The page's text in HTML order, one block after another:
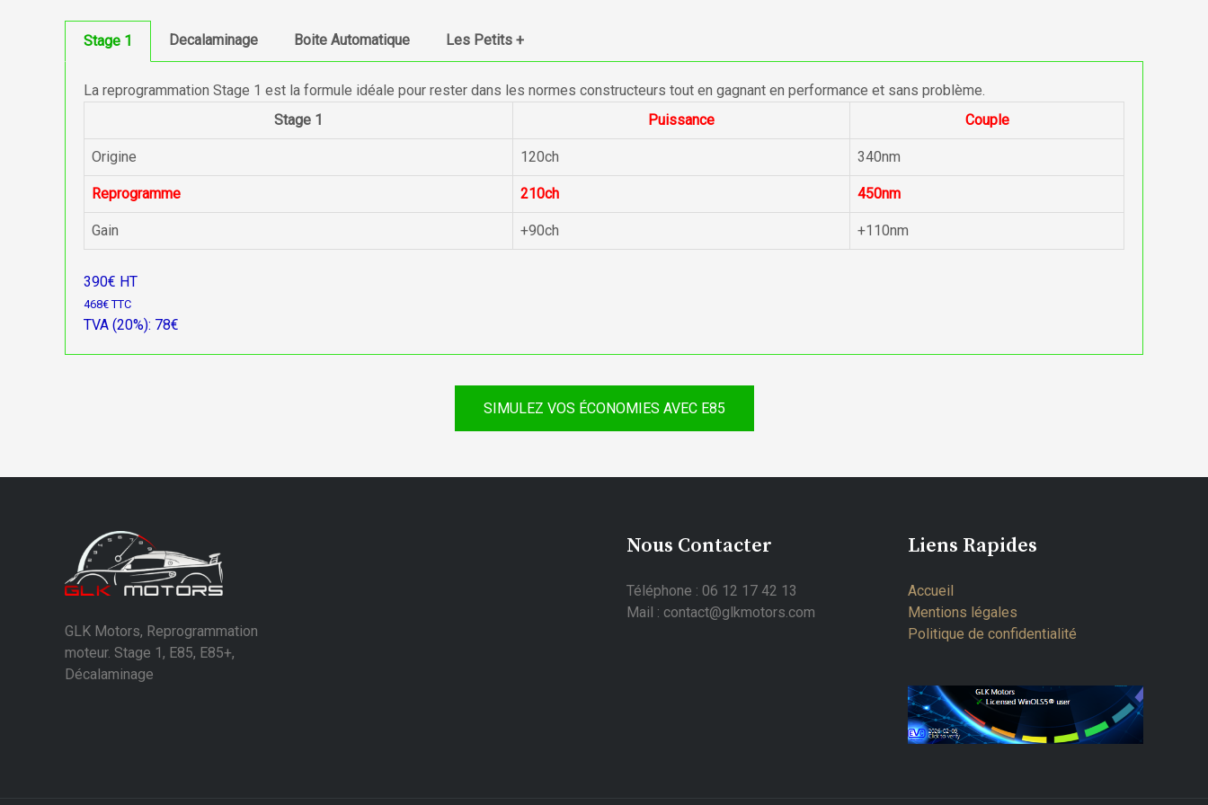
Stage 1 Decalaminage Boite Automatique Les Petits +
La reprogrammation Stage 1 est la formule idéale pour rester dans les normes constructeurs tout en gagnant en performance et sans problème.
Stage 1
Puissance Couple
Origine 120ch 340nm
Reprogramme 210ch 450nm
Gain +90ch +110nm
390€ HT
468€ TTC
TVA (20%): 78€
SIMULEZ VOS ÉCONOMIES AVEC E85
GLK Motors, Reprogrammation
moteur. Stage 1, E85, E85+,
Décalaminage
Nous Contacter
Téléphone : 06 12 17 42 13
Mail : contact@glkmotors.com
Liens Rapides
Accueil
Mentions légales
Politique de confidentialité